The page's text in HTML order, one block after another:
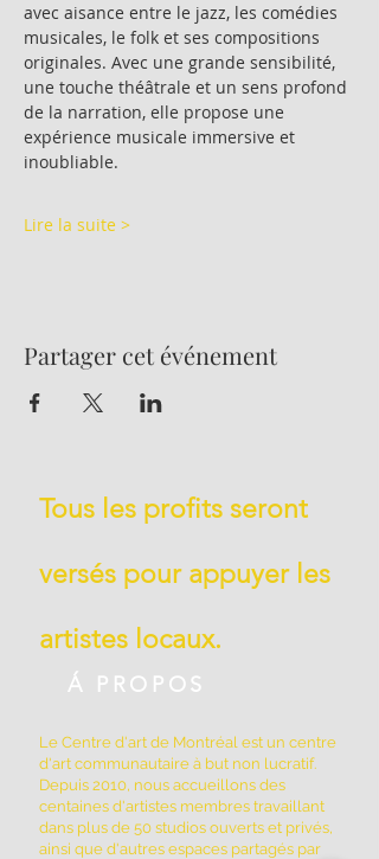
avec aisance entre le jazz, les comédies
musicales, le folk et ses compositions
originales. Avec une grande sensibilité,
une touche théâtrale et un sens profond
de la narration, elle propose une
expérience musicale immersive et
inoubliable.
Lire la suite >
Partager cet événement
Tous les profits seront
versés pour appuyer les
artistes locaux.
Á PROPOS
Le Centre d'art de Montréal est un centre
d'art communautaire à but non lucratif.
Depuis 2010, nous accueillons des
centaines d'artistes membres travaillant
dans plus de 50 studios ouverts et privés,
ainsi que d'autres espaces partagés par